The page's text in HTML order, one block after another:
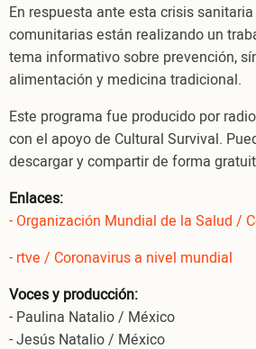
En respuesta ante esta crisis
comunitarias están realizando un
tema informativo sobre prevención,
alimentación y medicina tradicional.
Este programa fue producido por
con el apoyo de Cultural Survival.
descargar y compartir de forma
Enlaces:
- Organización Mundial de la Salud /
- rtve / Coronavirus a nivel mundial
Voces y producción:
- Paulina Natalio / México
- Jesús Natalio / México